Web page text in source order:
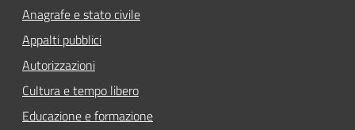
Anagrafe e stato civile
Appalti pubblici
Autorizzazioni
Cultura e tempo libero
Educazione e formazione